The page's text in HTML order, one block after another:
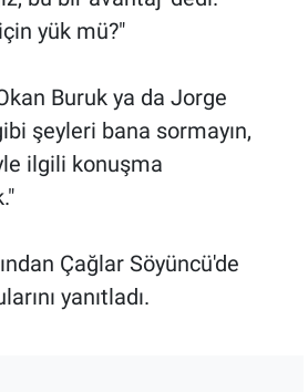
yük mü?"
Buruk ya da Jorge
şeyleri bana sormayın,
ilgili konuşma
Çağlar Söyüncü'de
yanıtladı.